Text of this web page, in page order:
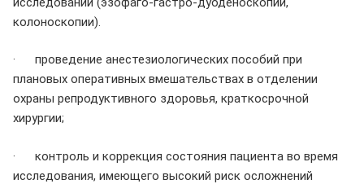
колоноскопии).
· проведение анестезиологических пособий при
плановых оперативных вмешательствах в отделении
охраны репродуктивного здоровья, краткосрочной
хирургии;
· контроль и коррекция состояния пациента во время
исследования, имеющего высокий риск осложнений